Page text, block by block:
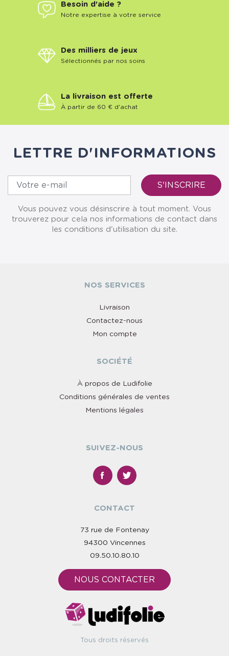
Besoin d'aide ?
Notre expertise à votre service
Des milliers de jeux
Sélectionnés par nos soins
La livraison est offerte
À partir de 60 € d'achat
LETTRE D'INFORMATIONS
Vous pouvez vous désinscrire à tout moment. Vous
trouverez pour cela nos informations de contact dans
les conditions d'utilisation du site.
NOS SERVICES
Livraison
Contactez-nous
Mon compte
SOCIÉTÉ
À propos de Ludifolie
Conditions générales de ventes
Mentions légales
SUIVEZ-NOUS
CONTACT
73 rue de Fontenay
94300 Vincennes
09.50.10.80.10
NOUS CONTACTER
Tous droits réservés